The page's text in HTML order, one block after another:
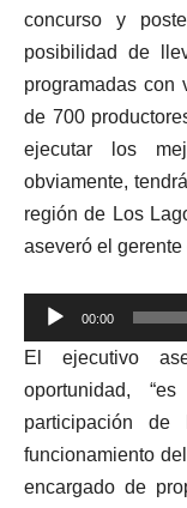
concurso y
posibilidad de
programadas con
de 700
ejecutar los
obviamente,
región de Los
aseveró el gerente
Reproductor
de
audio
00:00
El ejecutivo
oportunidad,
participación
funcionamiento
encargado de